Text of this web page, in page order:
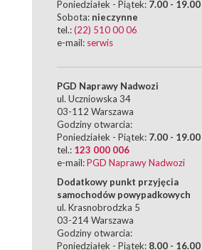
Poniedziałek - Piątek: 7.00 - 19.00
Sobota: nieczynne
tel.:(22) 510 00 06
e-mail: serwis
PGD Naprawy Nadwozi
ul. Uczniowska 34
03-112 Warszawa
Godziny otwarcia:
Poniedziałek - Piątek: 7.00 - 19.00
tel.: 123 000 006
e-mail:PGD Naprawy Nadwozi
Dodatkowy punkt przyjęcia
samochodów powypadkowych
ul. Krasnobrodzka 5
03-214 Warszawa
Godziny otwarcia:
Poniedziałek - Piątek: 8.00 - 16.00